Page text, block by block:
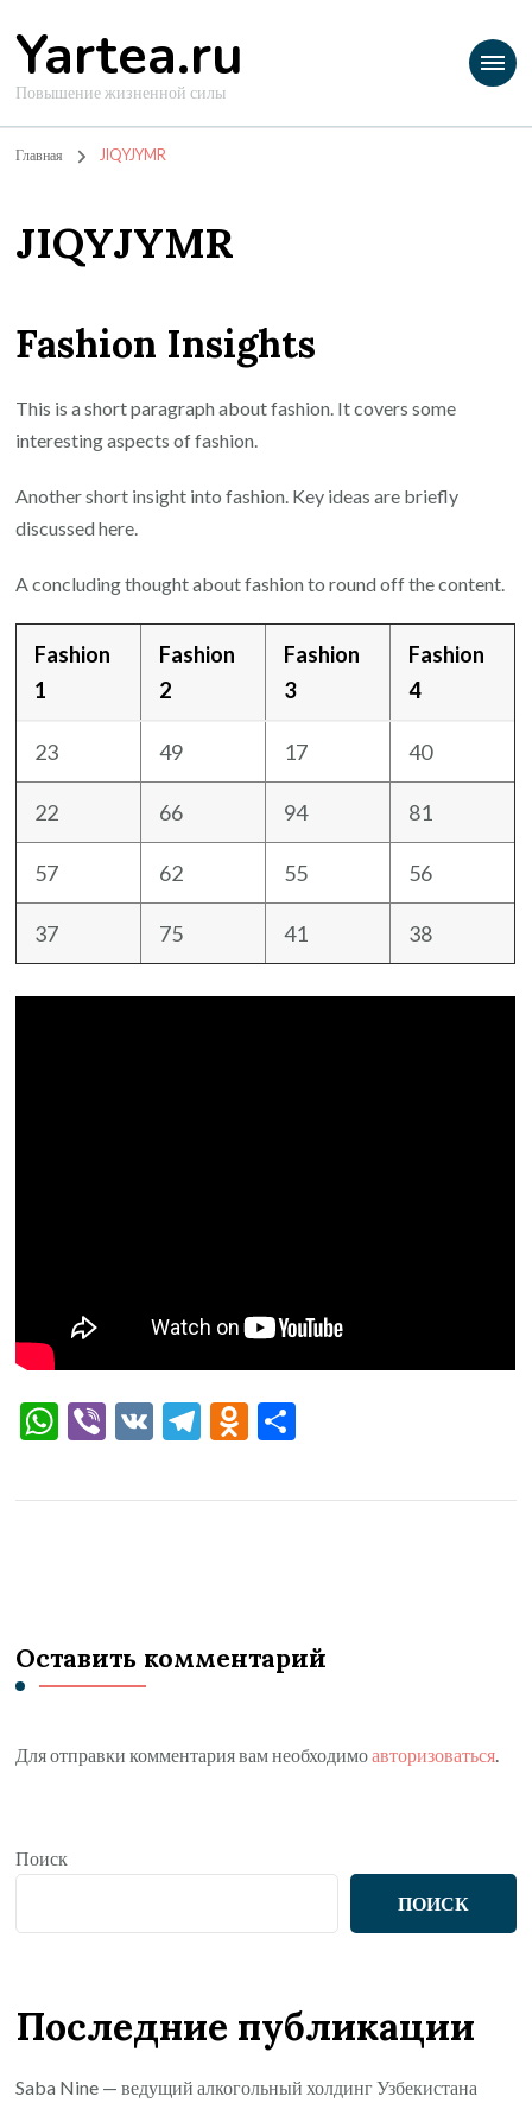
Yartea.ru
Повышение жизненной силы
Главная JIQYJYMR
JIQYJYMR
Fashion Insights
This is a short paragraph about fashion. It covers some
interesting aspects of fashion.
Another short insight into fashion. Key ideas are briefly
discussed here.
A concluding thought about fashion to round off the content.
Fashion
1
Fashion
2
Fashion
3
Fashion
4
23 49 17 40
22 66 94 81
57 62 55 56
37 75 41 38
WhatsApp
Viber
VK Telegram
Odnoklassniki
Оставить комментарий
Для отправки комментария вам необходимоавторизоваться.
Поиск
ПОИСК
Последние публикации
Saba Nine — ведущий алкогольный холдинг Узбекистана